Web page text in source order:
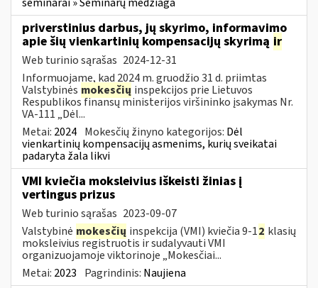
priverstinius darbus, jų skyrimo, informavimo
apie šių vienkartinių kompensacijų skyrimą ir
Web turinio sąrašas 2024-12-31
Informuojame, kad 2024 m. gruodžio 31 d. priimtas
Valstybinės mokesčių inspekcijos prie Lietuvos
Respublikos finansų ministerijos viršininko įsakymas Nr.
VA-111 „Dėl...
Metai: 2024 Mokesčių žinyno kategorijos: Dėl
vienkartinių kompensacijų asmenims, kurių sveikatai
padaryta žala likvi
VMI kviečia moksleivius iškeisti žinias į
vertingus prizus
Web turinio sąrašas 2023-09-07
Valstybinė mokesčių inspekcija (VMI) kviečia 9-12 klasių
moksleivius registruotis ir sudalyvauti VMI
organizuojamoje viktorinoje „Mokesčiai...
Metai: 2023 Pagrindinis: Naujiena